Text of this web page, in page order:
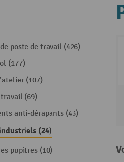
poste de travail (426)
(177)
(107)
travail (69)
anti-dérapants (43)
(24)
pupitres (10)